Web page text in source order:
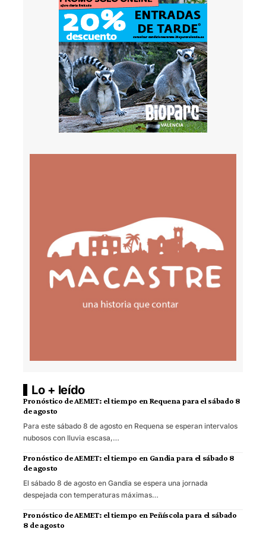
Lo + leído
Pronóstico de AEMET: el tiempo en Requena para el sábado 8
de agosto
Para este sábado 8 de agosto en Requena se esperan intervalos
nubosos con lluvia escasa,…
Pronóstico de AEMET: el tiempo en Gandia para el sábado 8
de agosto
El sábado 8 de agosto en Gandia se espera una jornada
despejada con temperaturas máximas…
Pronóstico de AEMET: el tiempo en Peñíscola para el sábado
8 de agosto